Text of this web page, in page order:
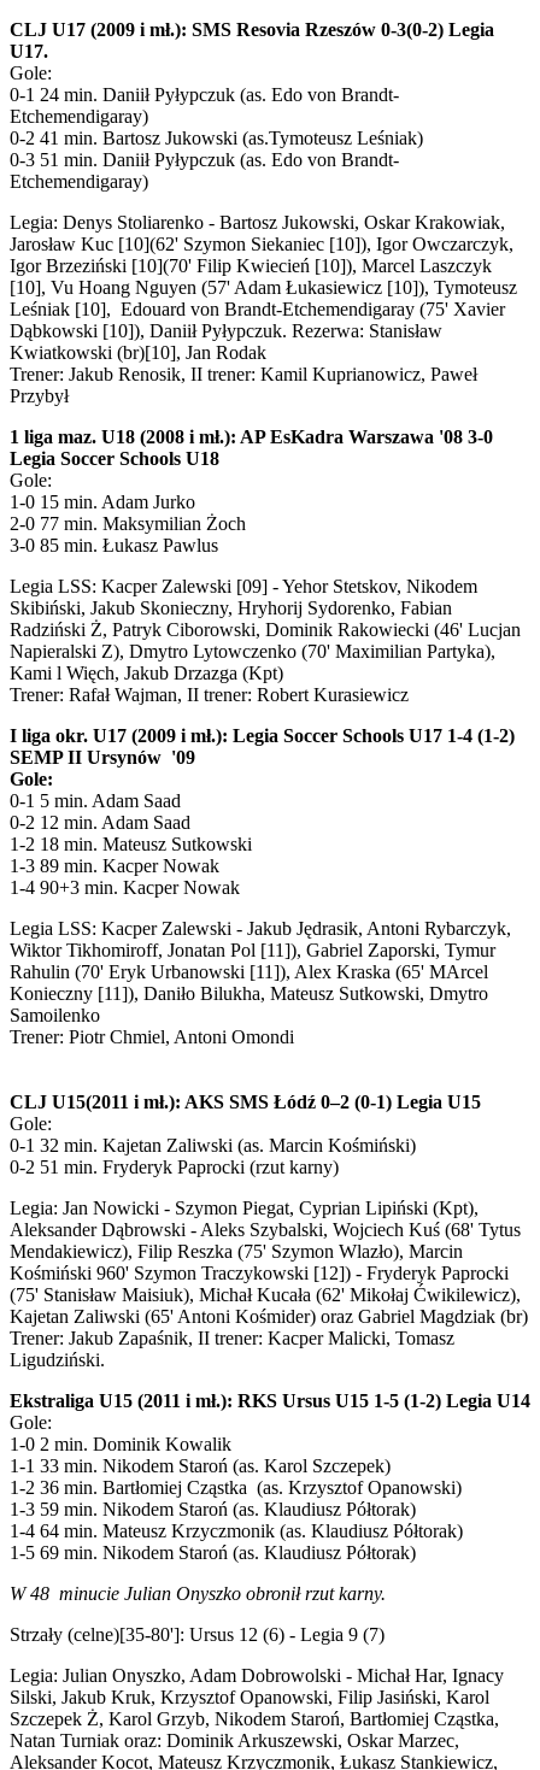
CLJ U17 (2009 i mł.): SMS Resovia Rzeszów 0-3(0-2) Legia
U17.
Gole:
0-1 24 min. Daniił Pyłypczuk (as. Edo von Brandt-
Etchemendigaray)
0-2 41 min. Bartosz Jukowski (as.Tymoteusz Leśniak)
0-3 51 min. Daniił Pyłypczuk (as. Edo von Brandt-
Etchemendigaray)
Legia: Denys Stoliarenko - Bartosz Jukowski, Oskar Krakowiak,
Jarosław Kuc [10](62' Szymon Siekaniec [10]), Igor Owczarczyk,
Igor Brzeziński [10](70' Filip Kwiecień [10]), Marcel Laszczyk
[10], Vu Hoang Nguyen (57' Adam Łukasiewicz [10]), Tymoteusz
Leśniak [10], Edouard von Brandt-Etchemendigaray (75' Xavier
Dąbkowski [10]), Daniił Pyłypczuk. Rezerwa: Stanisław
Kwiatkowski (br)[10], Jan Rodak
Trener: Jakub Renosik, II trener: Kamil Kuprianowicz, Paweł
Przybył
1 liga maz. U18 (2008 i mł.): AP EsKadra Warszawa '08 3-0
Legia Soccer Schools U18
Gole:
1-0 15 min. Adam Jurko
2-0 77 min. Maksymilian Żoch
3-0 85 min. Łukasz Pawlus
Legia LSS: Kacper Zalewski [09] - Yehor Stetskov, Nikodem
Skibiński, Jakub Skonieczny, Hryhorij Sydorenko, Fabian
Radziński Ż, Patryk Ciborowski, Dominik Rakowiecki (46' Lucjan
Napieralski Z), Dmytro Lytowczenko (70' Maximilian Partyka),
Kami l Więch, Jakub Drzazga (Kpt)
Trener: Rafał Wajman, II trener: Robert Kurasiewicz
I liga okr. U17 (2009 i mł.): Legia Soccer Schools U17 1-4 (1-2)
SEMP II Ursynów '09
Gole:
0-1 5 min. Adam Saad
0-2 12 min. Adam Saad
1-2 18 min. Mateusz Sutkowski
1-3 89 min. Kacper Nowak
1-4 90+3 min. Kacper Nowak
Legia LSS: Kacper Zalewski - Jakub Jędrasik, Antoni Rybarczyk,
Wiktor Tikhomiroff, Jonatan Pol [11]), Gabriel Zaporski, Tymur
Rahulin (70' Eryk Urbanowski [11]), Alex Kraska (65' MArcel
Konieczny [11]), Daniło Bilukha, Mateusz Sutkowski, Dmytro
Samoilenko
Trener: Piotr Chmiel, Antoni Omondi
CLJ U15(2011 i mł.): AKS SMS Łódź 0–2 (0-1) Legia U15
Gole:
0-1 32 min. Kajetan Zaliwski (as. Marcin Kośmiński)
0-2 51 min. Fryderyk Paprocki (rzut karny)
Legia: Jan Nowicki - Szymon Piegat, Cyprian Lipiński (Kpt),
Aleksander Dąbrowski - Aleks Szybalski, Wojciech Kuś (68' Tytus
Mendakiewicz), Filip Reszka (75' Szymon Wlazło), Marcin
Kośmiński 960' Szymon Traczykowski [12]) - Fryderyk Paprocki
(75' Stanisław Maisiuk), Michał Kucała (62' Mikołaj Ćwikilewicz),
Kajetan Zaliwski (65' Antoni Kośmider) oraz Gabriel Magdziak (br)
Trener: Jakub Zapaśnik, II trener: Kacper Malicki, Tomasz
Ligudziński.
Ekstraliga U15 (2011 i mł.): RKS Ursus U15 1-5 (1-2) Legia U14
Gole:
1-0 2 min. Dominik Kowalik
1-1 33 min. Nikodem Staroń (as. Karol Szczepek)
1-2 36 min. Bartłomiej Cząstka (as. Krzysztof Opanowski)
1-3 59 min. Nikodem Staroń (as. Klaudiusz Półtorak)
1-4 64 min. Mateusz Krzyczmonik (as. Klaudiusz Półtorak)
1-5 69 min. Nikodem Staroń (as. Klaudiusz Półtorak)
W 48 minucie Julian Onyszko obronił rzut karny.
Strzały (celne)[35-80']: Ursus 12 (6) - Legia 9 (7)
Legia: Julian Onyszko, Adam Dobrowolski - Michał Har, Ignacy
Silski, Jakub Kruk, Krzysztof Opanowski, Filip Jasiński, Karol
Szczepek Ż, Karol Grzyb, Nikodem Staroń, Bartłomiej Cząstka,
Natan Turniak oraz: Dominik Arkuszewski, Oskar Marzec,
Aleksander Kocot, Mateusz Krzyczmonik, Łukasz Stankiewicz,